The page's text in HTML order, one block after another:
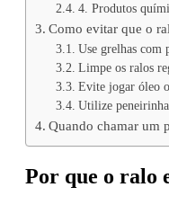
4. Produtos
Como evitar que o
Use grelhas com
Limpe os ralos
Evite jogar óleo
Utilize
Quando chamar um
Por que o ralo